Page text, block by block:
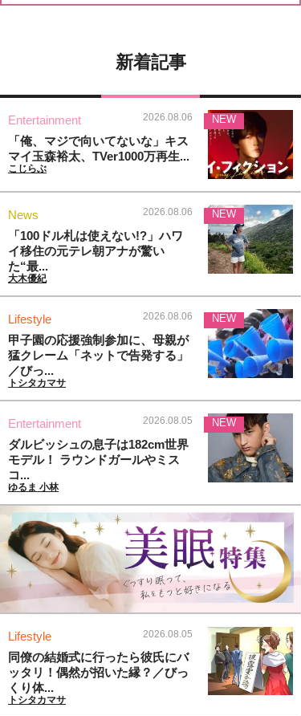
新着記事
Entertainment 2026.08.06
「俺、マジで向いてないな」キス
マイ玉森裕太、TVer1000万再生...
こじらぶ
NEW
News 2026.08.06
「100ドル札は使えない!?」ハワ
イ移住の元テレ朝アナが驚い
た“最...
大木優紀
NEW
Lifestyle 2026.08.06
甲子園の応援強制参加に、母親が
猛クレーム「ネットで告発する」
／びっ...
トシタカマサ
NEW
Entertainment 2026.08.05
ダルビッシュの息子は182cm世界
モデル！ ラウンドガールやミス
コ...
ゆるま 小林
NEW
Lifestyle 2026.08.05
同僚の結婚式に行ったら彼氏にバ
ッタリ！偶然が招いた縁？／びっ
くり体...
トシタカマサ